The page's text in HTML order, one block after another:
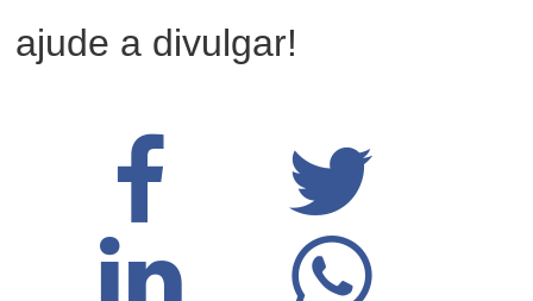
ajude a divulgar!